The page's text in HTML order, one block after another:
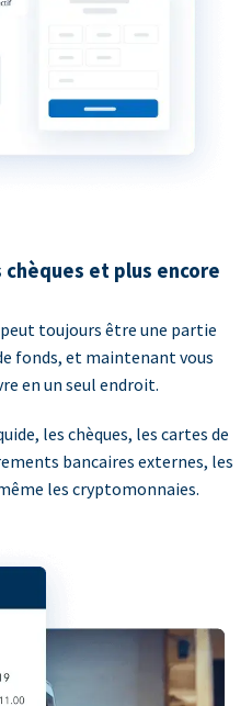
et plus encore
toujours être une partie
fonds, et maintenant vous
en un seul endroit.
les chèques, les cartes de
bancaires externes, les
les cryptomonnaies.